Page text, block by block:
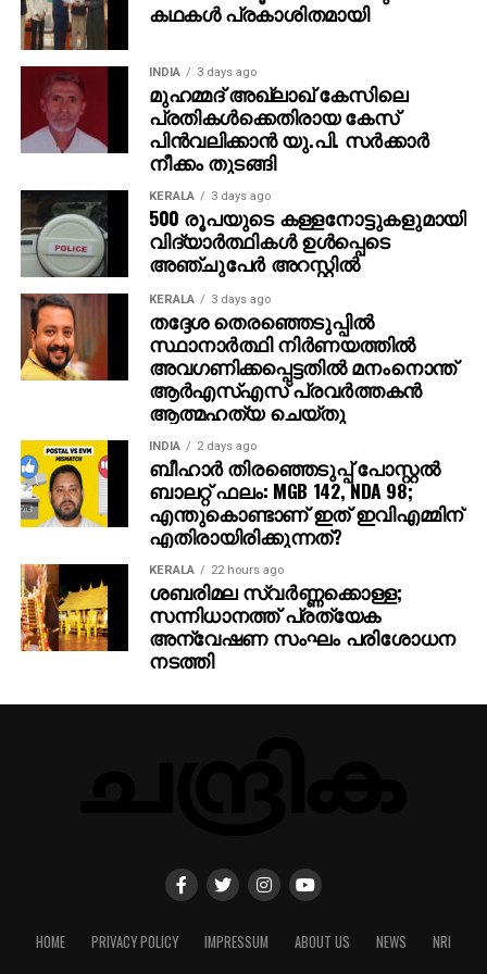
കഥകൾ പ്രകാശിതമായി
INDIA 3 days ago
മുഹമ്മദ് അഖ്‌ലാഖ് കേസിലെ
പ്രതികള്‍ക്കെതിരായ കേസ്
പിന്‍വലിക്കാന്‍ യു.പി. സര്‍ക്കാര്‍
നീക്കം തുടങ്ങി
KERALA 3 days ago
500 രൂപയുടെ കള്ളനോട്ടുകളുമായി
വിദ്യാര്‍ത്ഥികള്‍ ഉള്‍പ്പെടെ
അഞ്ചുപേര്‍ അറസ്റ്റില്‍
KERALA 3 days ago
തദ്ദേശ തെരഞ്ഞെടുപ്പില്‍
സ്ഥാനാര്‍ത്ഥി നിര്‍ണയത്തില്‍
അവഗണിക്കപ്പെട്ടതില്‍ മനംനൊന്ത്
ആര്‍എസ്എസ് പ്രവര്‍ത്തകന്‍
ആത്മഹത്യ ചെയ്തു
INDIA 2 days ago
ബീഹാർ തിരഞ്ഞെടുപ്പ് പോസ്റ്റൽ
ബാലറ്റ് ഫലം: MGB 142, NDA 98;
എന്തുകൊണ്ടാണ് ഇത് ഇവിഎമ്മിന്
എതിരായിരിക്കുന്നത്?
KERALA 22 hours ago
ശബരിമല സ്വര്‍ണ്ണക്കൊള്ള;
സന്നിധാനത്ത് പ്രത്യേക
അന്വേഷണ സംഘം പരിശോധന
നടത്തി
HOME PRIVACY POLICY IMPRESSUM ABOUT US NEWS NRI